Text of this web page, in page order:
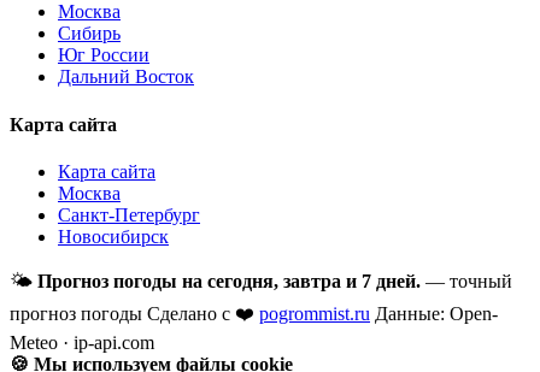
Москва
Сибирь
Юг России
Дальний Восток
Карта сайта
Карта сайта
Москва
Санкт-Петербург
Новосибирск
🌤 Прогноз погоды на сегодня, завтра и 7 дней. — точный
прогноз погоды Сделано с ❤️ pogrommist.ru Данные: Open-
Meteo · ip-api.com
🍪 Мы используем файлы cookie